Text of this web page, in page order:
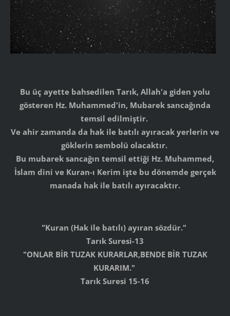
Bu üç ayette bahsedilen Tarık, Allah'a giden yolu
gösteren Hz. Muhammed'in, Mubarek sancağında
temsil edilmiştir.
Ve ahir zamanda da hak ile batılı ayıracak yerlerin ve
göklerin sembolü olacaktır.
Bu mubarek sancağın temsil ettiği Hz. Muhammed,
İslam dini ve Kuran-ı Kerim işte bu dönemde gerçek
manada hak ile batılı ayıracaktır.
"Kuran (Hak ile batılı) ayıran sözdür."
Tarık Suresi-13
"ONLAR BİR TUZAK KURARLAR,BENDE BİR TUZAK
KURARIM."
Tarık Suresi 15-16